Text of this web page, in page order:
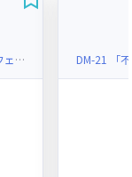
DM-13 「聖拳編 第4弾 龍炎鳳神誕(エターナル・フェニックス)」